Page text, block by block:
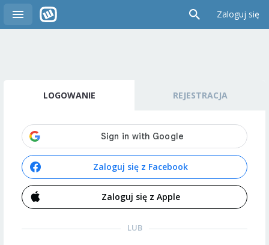
Zaloguj się
LOGOWANIE REJESTRACJA
Zaloguj się z Facebook
Zaloguj się z Apple
LUB